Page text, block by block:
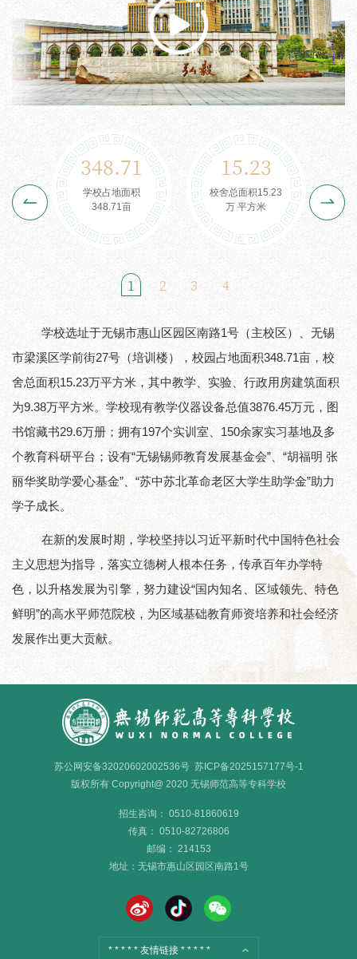
348.71
学校占地面积
348.71亩
15.23
校舍总面积15.23
万 平方米
图
1 2 3 4
学校选址于无锡市惠山区园区南路1号（主校区）、无锡
市梁溪区学前街27号（培训楼），校园占地面积348.71亩，校
舍总面积15.23万平方米，其中教学、实验、行政用房建筑面积
为9.38万平方米。学校现有教学仪器设备总值3876.45万元，图
书馆藏书29.6万册；拥有197个实训室、150余家实习基地及多
个教育科研平台；设有“无锡锡师教育发展基金会”、“胡福明 张
丽华奖助学爱心基金”、“苏中苏北革命老区大学生助学金”助力
学子成长。
在新的发展时期，学校坚持以习近平新时代中国特色社会
主义思想为指导，落实立德树人根本任务，传承百年办学特
色，以升格发展为引擎，努力建设“国内知名、区域领先、特色
鲜明”的高水平师范院校，为区域基础教育师资培养和社会经济
发展作出更大贡献。
苏公网安备32020602002536号 苏ICP备2025157177号-1
版权所有 Copyright@ 2020 无锡师范高等专科学校
招生咨询： 0510-81860619
传真： 0510-82726806
邮编： 214153
地址： 无锡市惠山区园区南路1 号
* * * * * 友情链接 * * * * *